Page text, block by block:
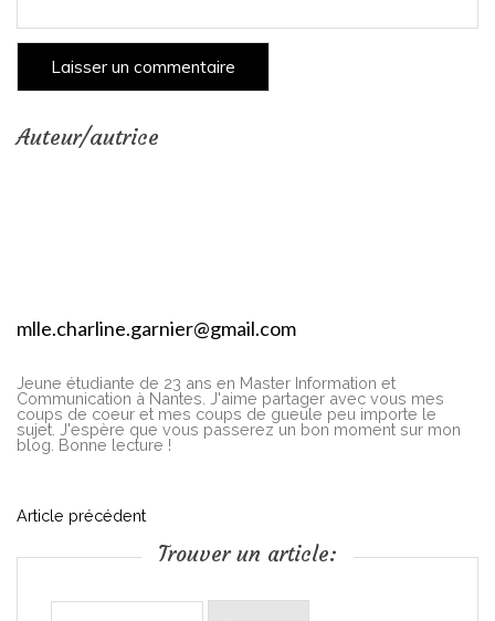
Auteur/autrice
mlle.charline.garnier@gmail.com
Jeune étudiante de 23 ans en Master Information et
Communication à Nantes. J'aime partager avec vous mes
coups de coeur et mes coups de gueule peu importe le
sujet. J'espère que vous passerez un bon moment sur mon
blog. Bonne lecture !
N
Article précédent
Trouver un article:
Rechercher :